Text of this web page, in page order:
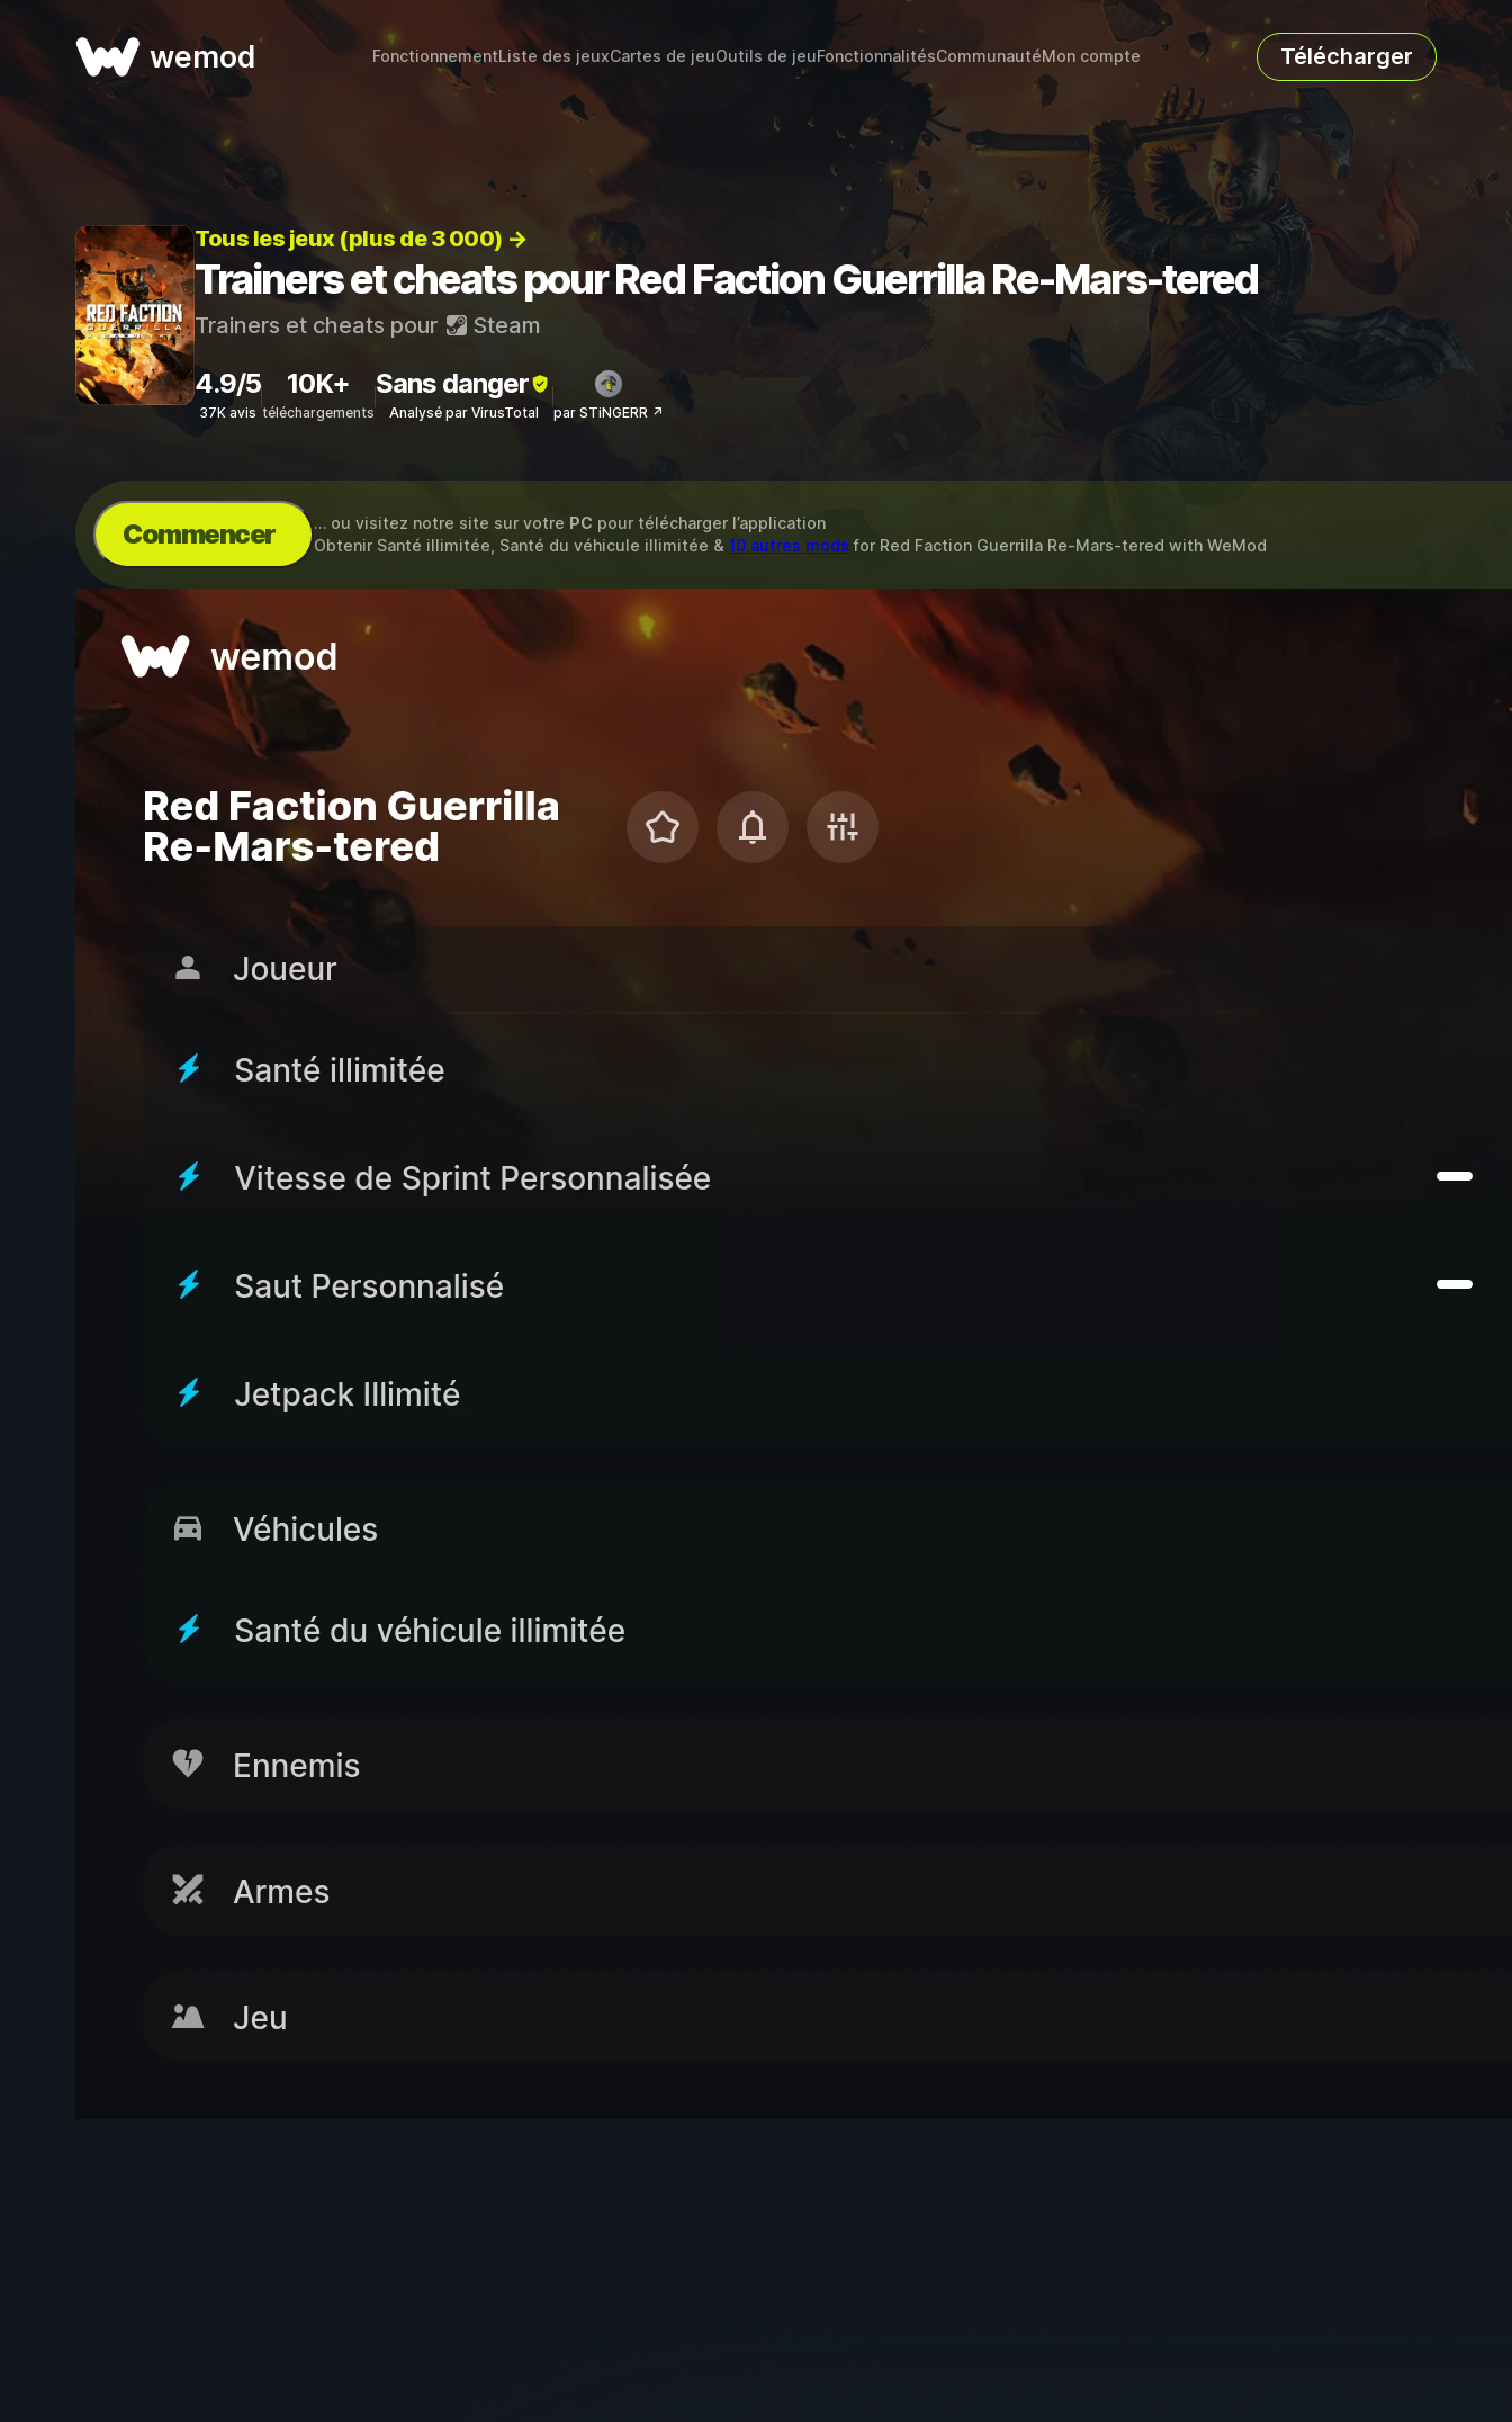
wemod FonctionnementListe des jeuxCartes de jeuOutils de jeuFonctionnalitésCommunautéMon compte Télécharger
Tous les jeux (plus de 3 000) →
Trainers et cheats pour Red Faction Guerrilla Re-Mars-tered
Trainers et cheats pour Steam
4.9/5
37K avis
10K+
téléchargements
Sans danger
Analysé par VirusTotal par STiNGERR ↗
Commencer … ou visitez notre site sur votre PC pour télécharger l’application
Obtenir Santé illimitée, Santé du véhicule illimitée & 10 autres mods for Red Faction Guerrilla Re-Mars-tered with WeMod